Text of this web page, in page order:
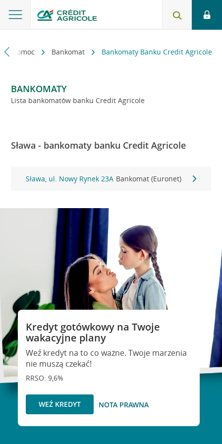
i pomoc Bankomat Bankomaty Banku Credit Agricole
BANKOMATY
Lista bankomatów banku Credit Agricole
Sława - bankomaty banku Credit Agricole
Sława, ul. Nowy Rynek 23A Bankomat (Euronet)
Kredyt gotówkowy na Twoje
wakacyjne plany
Weź kredyt na to co ważne. Twoje marzenia
nie muszą czekać!
RRSO: 9,6%
WEŹ KREDYT NOTA PRAWNA